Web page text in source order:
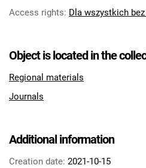
Tarnowskie Azoty :
Feliksa Dzierżyńskiego.
Robotniczego
Feliksa Dzierżyńskiego.
Tarnowskie Azoty :
Access rights: Dla wszystkich
Object is located in the
Regional materials
Journals
Additional information
Creation date: 2021-10-15